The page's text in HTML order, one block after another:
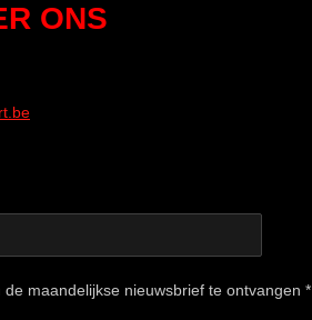
ONS
maandelijkse nieuwsbrief te ontvangen *